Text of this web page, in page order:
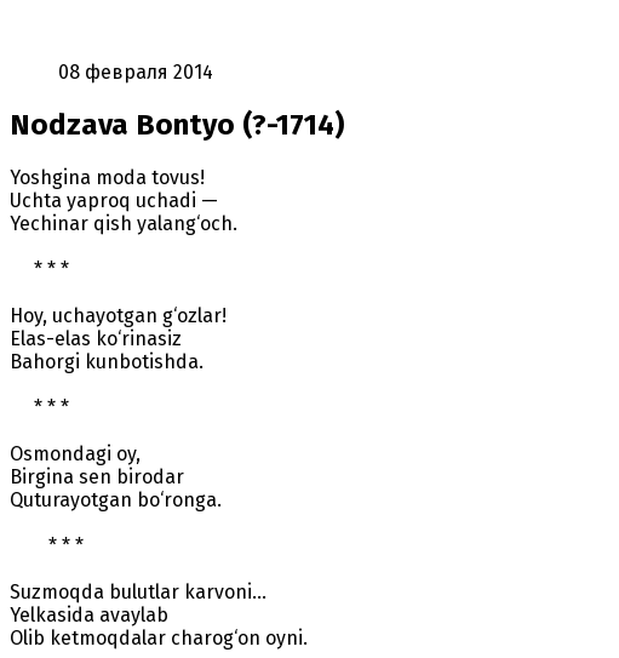
08 февраля 2014
Nodzava Bontyo (?-1714)
Yoshgina moda tovus!
Uchta yaproq uchadi —
Yechinar qish yalang‘och.
* * *
Hoy, uchayotgan g‘ozlar!
Elas-elas ko‘rinasiz
Bahorgi kunbotishda.
* * *
Osmondagi oy,
Birgina sen birodar
Quturayotgan bo‘ronga.
* * *
Suzmoqda bulutlar karvoni...
Yelkasida avaylab
Olib ketmoqdalar charog‘on oyni.